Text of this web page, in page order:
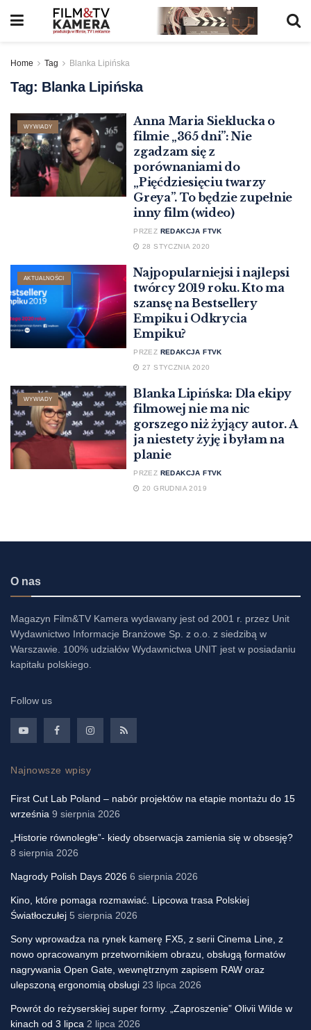
Home Tag Blanka Lipińska
Tag: Blanka Lipińska
WYWIADY
Anna Maria Sieklucka o
filmie „365 dni”: Nie
zgadzam się z
porównaniami do
„Pięćdziesięciu twarzy
Greya”. To będzie zupełnie
inny film (wideo)
PRZEZ REDAKCJA FTVK
28 STYCZNIA 2020
AKTUALNOŚCI
Najpopularniejsi i najlepsi
twórcy 2019 roku. Kto ma
szansę na Bestsellery
Empiku i Odkrycia
Empiku?
PRZEZ REDAKCJA FTVK
27 STYCZNIA 2020
WYWIADY
Blanka Lipińska: Dla ekipy
filmowej nie ma nic
gorszego niż żyjący autor. A
ja niestety żyję i byłam na
planie
PRZEZ REDAKCJA FTVK
20 GRUDNIA 2019
O nas
Magazyn Film&TV Kamera wydawany jest od 2001 r. przez Unit
Wydawnictwo Informacje Branżowe Sp. z o.o. z siedzibą w
Warszawie. 100% udziałów Wydawnictwa UNIT jest w posiadaniu
kapitału polskiego.
Follow us
Najnowsze wpisy
First Cut Lab Poland – nabór projektów na etapie montażu do 15
września 9 sierpnia 2026
„Historie równoległe”- kiedy obserwacja zamienia się w obsesję?
8 sierpnia 2026
Nagrody Polish Days 2026 6 sierpnia 2026
Kino, które pomaga rozmawiać. Lipcowa trasa Polskiej
Światłoczułej 5 sierpnia 2026
Sony wprowadza na rynek kamerę FX5, z serii Cinema Line, z
nowo opracowanym przetwornikiem obrazu, obsługą formatów
nagrywania Open Gate, wewnętrznym zapisem RAW oraz
ulepszoną ergonomią obsługi 23 lipca 2026
Powrót do reżyserskiej super formy. „Zaproszenie” Olivii Wilde w
kinach od 3 lipca 2 lipca 2026